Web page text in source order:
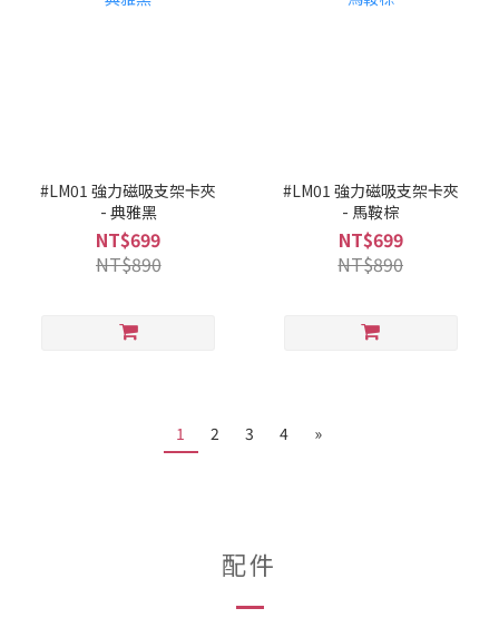
#LM01 強力磁吸支架卡夾
- 典雅黑
NT$699
NT$890
#LM01 強力磁吸支架卡夾
- 馬鞍棕
NT$699
NT$890
1 2 3 4 »
配件